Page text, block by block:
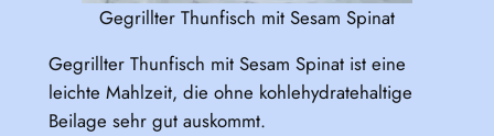
Gegrillter Thunfisch mit Sesam Spinat
Gegrillter Thunfisch mit Sesam Spinat ist eine
leichte Mahlzeit, die ohne kohlehydratehaltige
Beilage sehr gut auskommt.